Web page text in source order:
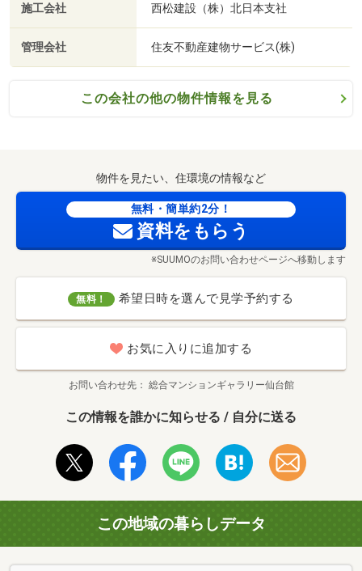
施工会社 西松建設（株）北日本支社
管理会社 住友不動産建物サービス(株)
この会社の他の物件情報を見る
物件を見たい、住環境の情報など
無料・簡単約2分！
資料をもらう
※SUUMOのお問い合わせページへ移動します
無料！ 希望日時を選んで見学予約する
お気に入りに追加する
お問い合わせ先 総合マンションギャラリー仙台館
この情報を誰かに知らせる / 自分に送る
この地域の暮らしデータ